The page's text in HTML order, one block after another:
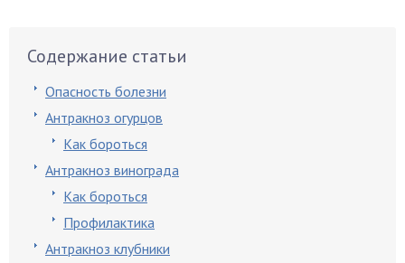
Содержание статьи
Опасность болезни
Антракноз огурцов
Как бороться
Антракноз винограда
Как бороться
Профилактика
Антракноз клубники